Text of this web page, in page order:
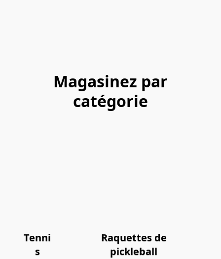
Magasinez par
catégorie
Tenni
s
Raquettes de
pickleball